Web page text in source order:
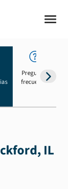
Preguntas
frecuentes
IL